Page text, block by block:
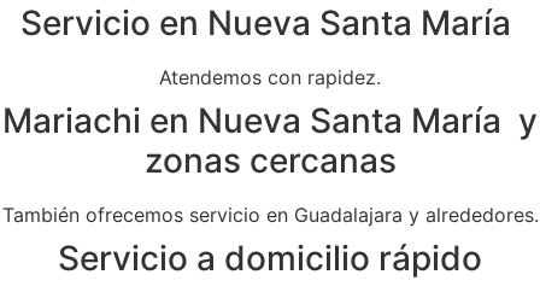
Servicio en Nueva Santa María
Atendemos con rapidez.
Mariachi en Nueva Santa María y
zonas cercanas
También ofrecemos servicio en Guadalajara y alrededores.
Servicio a domicilio rápido